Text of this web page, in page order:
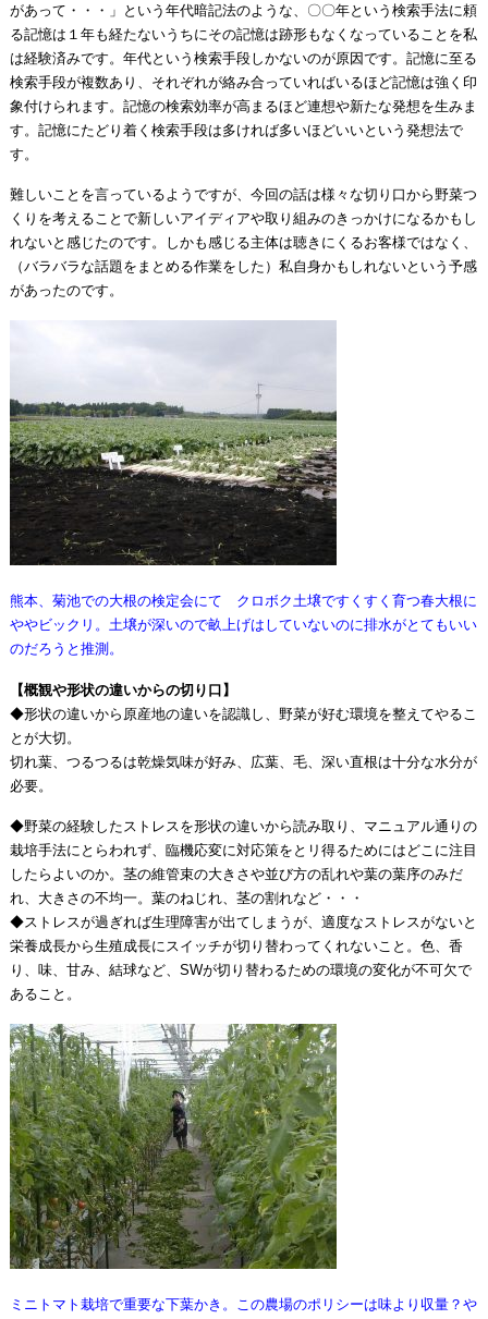
があって・・・」という年代暗記法のような、〇〇年という検索手法に頼
る記憶は１年も経たないうちにその記憶は跡形もなくなっていることを私
は経験済みです。年代という検索手段しかないのが原因です。記憶に至る
検索手段が複数あり、それぞれが絡み合っていればいるほど記憶は強く印
象付けられます。記憶の検索効率が高まるほど連想や新たな発想を生みま
す。記憶にたどり着く検索手段は多ければ多いほどいいという発想法で
す。
難しいことを言っているようですが、今回の話は様々な切り口から野菜つ
くりを考えることで新しいアイディアや取り組みのきっかけになるかもし
れないと感じたのです。しかも感じる主体は聴きにくるお客様ではなく、
（バラバラな話題をまとめる作業をした）私自身かもしれないという予感
があったのです。
熊本、菊池での大根の検定会にて クロボク土壌ですくすく育つ春大根に
ややビックリ。土壌が深いので畝上げはしていないのに排水がとてもいい
のだろうと推測。
【概観や形状の違いからの切り口】
◆形状の違いから原産地の違いを認識し、野菜が好む環境を整えてやるこ
とが大切。
切れ葉、つるつるは乾燥気味が好み、広葉、毛、深い直根は十分な水分が
必要。
◆野菜の経験したストレスを形状の違いから読み取り、マニュアル通りの
栽培手法にとらわれず、臨機応変に対応策をとリ得るためにはどこに注目
したらよいのか。茎の維管束の大きさや並び方の乱れや葉の葉序のみだ
れ、大きさの不均一。葉のねじれ、茎の割れなど・・・
◆ストレスが過ぎれば生理障害が出てしまうが、適度なストレスがないと
栄養成長から生殖成長にスイッチが切り替わってくれないこと。色、香
り、味、甘み、結球など、SWが切り替わるための環境の変化が不可欠で
あること。
ミニトマト栽培で重要な下葉かき。この農場のポリシーは味より収量？や